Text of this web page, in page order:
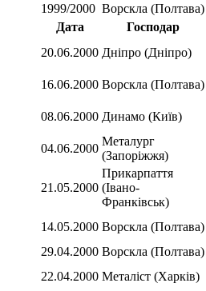
1999/2000 Ворскла (Полтава)
Дата
Господар
20.06.2000 Дніпро (Дніпро)
16.06.2000 Ворскла (Полтава)
08.06.2000 Динамо (Київ)
04.06.2000
Металург
(Запоріжжя)
21.05.2000
Прикарпаття
(Івано-
Франківськ)
14.05.2000 Ворскла (Полтава)
29.04.2000 Ворскла (Полтава)
22.04.2000 Металіст (Харків)